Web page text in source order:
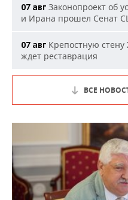
07 авг Законопроект об
и Ирана прошел Сенат
07 авг Крепостную стену
ждет реставрация
ВСЕ